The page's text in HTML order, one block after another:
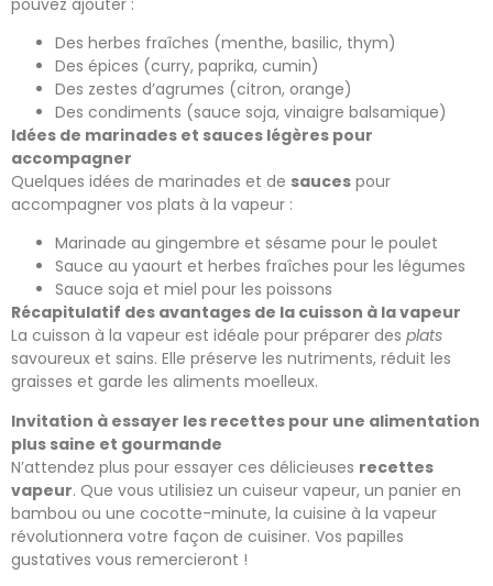
Des herbes fraîches (menthe, basilic, thym)
Des épices (curry, paprika, cumin)
Des zestes d’agrumes (citron, orange)
Des condiments (sauce soja, vinaigre balsamique)
Idées de marinades et sauces légères pour
accompagner
Quelques idées de marinades et de sauces pour
accompagner vos plats à la vapeur :
Marinade au gingembre et sésame pour le poulet
Sauce au yaourt et herbes fraîches pour les légumes
Sauce soja et miel pour les poissons
Récapitulatif des avantages de la cuisson à la vapeur
La cuisson à la vapeur est idéale pour préparer des plats
savoureux et sains. Elle préserve les nutriments, réduit les
graisses et garde les aliments moelleux.
Invitation à essayer les recettes pour une alimentation
plus saine et gourmande
N’attendez plus pour essayer ces délicieuses recettes
vapeur. Que vous utilisiez un cuiseur vapeur, un panier en
bambou ou une cocotte-minute, la cuisine à la vapeur
révolutionnera votre façon de cuisiner. Vos papilles
gustatives vous remercieront !